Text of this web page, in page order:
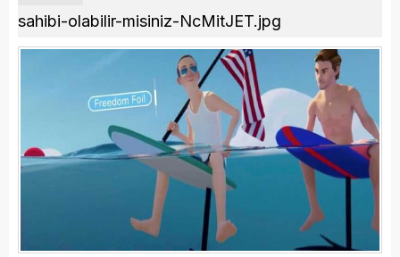
sahibi-olabilir-misiniz-NcMitJET.jpg